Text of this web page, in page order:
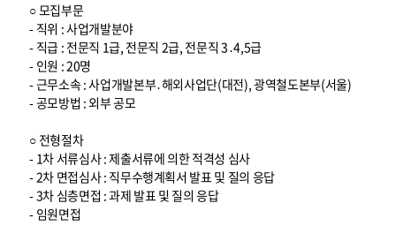
○ 모집부문
- 직위 : 사업개발분야
- 직급 : 전문직 1급, 전문직 2급, 전문직 3․4,5급
- 인원 : 20명
- 근무소속 : 사업개발본부․해외사업단(대전), 광역철도본부(서울)
- 공모방법 : 외부 공모
○ 전형절차
- 1차 서류심사 : 제출서류에 의한 적격성 심사
- 2차 면접심사 : 직무수행계획서 발표 및 질의 응답
- 3차 심층면접 : 과제 발표 및 질의 응답
- 임원면접